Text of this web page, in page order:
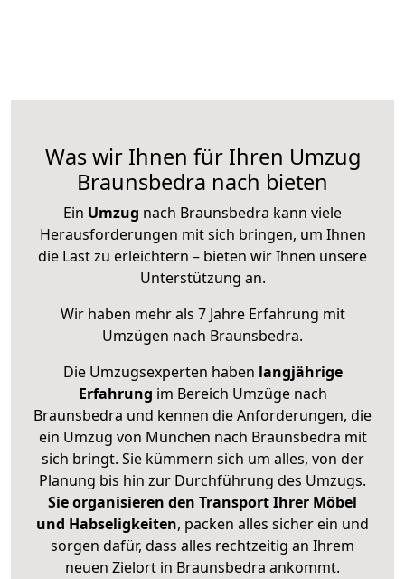
Was wir Ihnen für Ihren Umzug
Braunsbedra nach bieten
Ein Umzug nach Braunsbedra kann viele
Herausforderungen mit sich bringen, um Ihnen
die Last zu erleichtern – bieten wir Ihnen unsere
Unterstützung an.
Wir haben mehr als 7 Jahre Erfahrung mit
Umzügen nach Braunsbedra.
Die Umzugsexperten haben langjährige
Erfahrung im Bereich Umzüge nach
Braunsbedra und kennen die Anforderungen, die
ein Umzug von München nach Braunsbedra mit
sich bringt. Sie kümmern sich um alles, von der
Planung bis hin zur Durchführung des Umzugs.
Sie organisieren den Transport Ihrer Möbel
und Habseligkeiten, packen alles sicher ein und
sorgen dafür, dass alles rechtzeitig an Ihrem
neuen Zielort in Braunsbedra ankommt.